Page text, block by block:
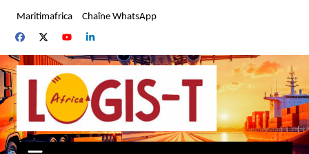
contenu
Maritimafrica Chaîne WhatsApp